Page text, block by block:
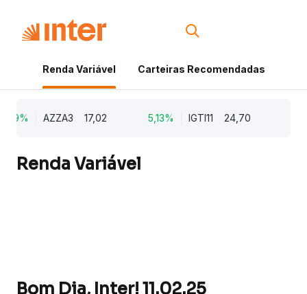
Renda Variável Carteiras Recomendadas
AZZA3 17,02 5,13% IGTI11 24,70
Renda Variável
Bom Dia, Inter! 11.02.25